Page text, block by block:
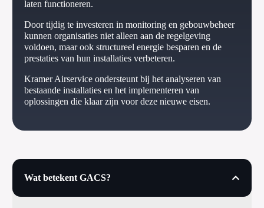
laten functioneren.
Door tijdig te investeren in monitoring en gebouwbeheer
kunnen organisaties niet alleen aan de regelgeving
voldoen, maar ook structureel energie besparen en de
prestaties van hun installaties verbeteren.
Kramer Airservice ondersteunt bij het analyseren van
bestaande installaties en het implementeren van
oplossingen die klaar zijn voor deze nieuwe eisen.
Wat betekent GACS?